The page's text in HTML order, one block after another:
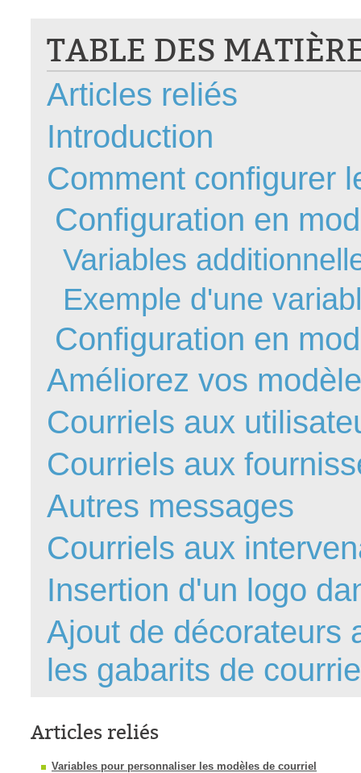
Collaboration
Comment nous
courriel smtp
En construction
Entra
Équipes non TI
État des
FAQ
Foire aux
Foire aux
Formations
Formulaire
Gestion des
groupes
Import
Importation-
Interne
TABLE DES
Articles reliés
Introduction
Comment configurer
Configuration en
Variables
Exemple d'une
Configuration en
Améliorez vos
Courriels aux
Courriels aux
Autres messages
Courriels aux
Insertion d'un logo
Ajout de décorateurs
les gabarits de
Articles reliés
Variables pour personnaliser les modèles de courriel